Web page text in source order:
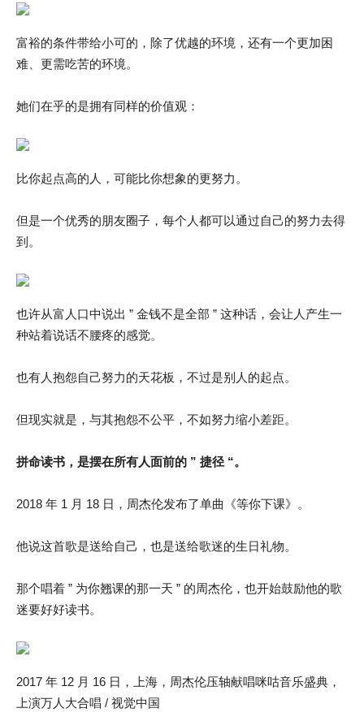
富裕的条件带给小可的，除了优越的环境，还有一个更加困
难、更需吃苦的环境。
她们在乎的是拥有同样的价值观：
比你起点高的人，可能比你想象的更努力。
但是一个优秀的朋友圈子，每个人都可以通过自己的努力去得
到。
也许从富人口中说出 ” 金钱不是全部 ” 这种话，会让人产生一
种站着说话不腰疼的感觉。
也有人抱怨自己努力的天花板，不过是别人的起点。
但现实就是，与其抱怨不公平，不如努力缩小差距。
拼命读书，是摆在所有人面前的 ” 捷径 “。
2018 年 1 月 18 日，周杰伦发布了单曲《等你下课》。
他说这首歌是送给自己，也是送给歌迷的生日礼物。
那个唱着 ” 为你翘课的那一天 ” 的周杰伦，也开始鼓励他的歌
迷要好好读书。
2017 年 12 月 16 日，上海，周杰伦压轴献唱咪咕音乐盛典，
上演万人大合唱 / 视觉中国